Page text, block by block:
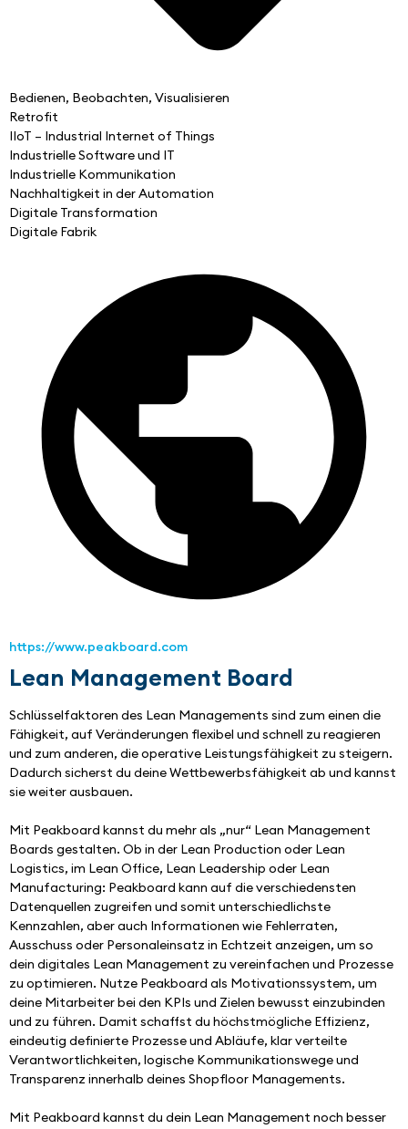
Bedienen, Beobachten, Visualisieren
Retrofit
IIoT – Industrial Internet of Things
Industrielle Software und IT
Industrielle Kommunikation
Nachhaltigkeit in der Automation
Digitale Transformation
Digitale Fabrik
https://www.peakboard.com
Lean Management Board
Schlüsselfaktoren des Lean Managements sind zum einen die
Fähigkeit, auf Veränderungen flexibel und schnell zu reagieren
und zum anderen, die operative Leistungsfähigkeit zu steigern.
Dadurch sicherst du deine Wettbewerbsfähigkeit ab und kannst
sie weiter ausbauen.
Mit Peakboard kannst du mehr als „nur“ Lean Management
Boards gestalten. Ob in der Lean Production oder Lean
Logistics, im Lean Office, Lean Leadership oder Lean
Manufacturing: Peakboard kann auf die verschiedensten
Datenquellen zugreifen und somit unterschiedlichste
Kennzahlen, aber auch Informationen wie Fehlerraten,
Ausschuss oder Personaleinsatz in Echtzeit anzeigen, um so
dein digitales Lean Management zu vereinfachen und Prozesse
zu optimieren. Nutze Peakboard als Motivationssystem, um
deine Mitarbeiter bei den KPIs und Zielen bewusst einzubinden
und zu führen. Damit schaffst du höchstmögliche Effizienz,
eindeutig definierte Prozesse und Abläufe, klar verteilte
Verantwortlichkeiten, logische Kommunikationswege und
Transparenz innerhalb deines Shopfloor Managements.
Mit Peakboard kannst du dein Lean Management noch besser